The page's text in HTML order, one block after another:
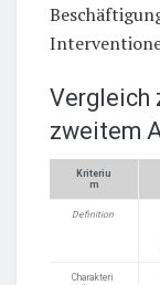
Vergleich
zweitem
Kriteriu
m
Definition
Charakteri